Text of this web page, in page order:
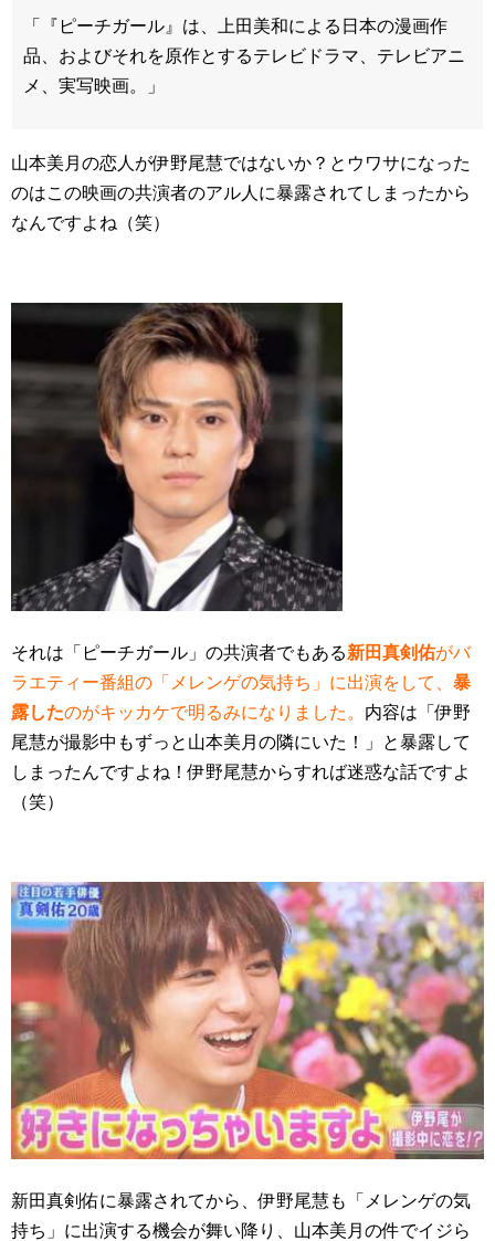
「『ピーチガール』は、上田美和による日本の漫画作
品、およびそれを原作とするテレビドラマ、テレビアニ
メ、実写映画。」
山本美月の恋人が伊野尾慧ではないか？とウワサになった
のはこの映画の共演者のアル人に暴露されてしまったから
なんですよね（笑）
それは「ピーチガール」の共演者でもある新田真剣佑がバ
ラエティー番組の「メレンゲの気持ち」に出演をして、 暴
露したのがキッカケで明るみになりました。 内容は「伊野
尾慧が撮影中もずっと山本美月の隣にいた！」と暴露して
しまったんですよね！伊野尾慧からすれば迷惑な話ですよ
（笑）
新田真剣佑に暴露されてから、伊野尾慧も「メレンゲの気
持ち」に出演する機会が舞い降り、山本美月の件でイジら